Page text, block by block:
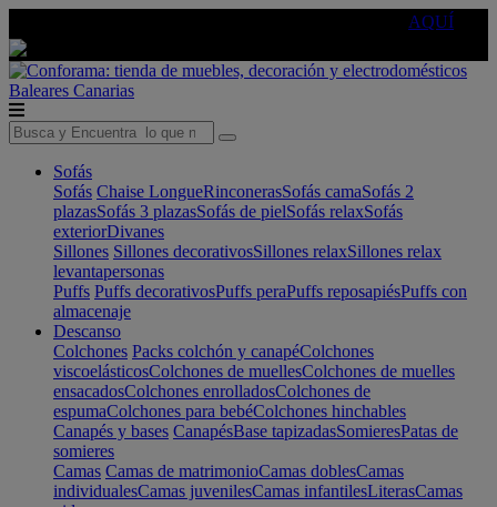
AQUÍ
Baleares Canarias
Sofás
Sofás Chaise LongueRinconerasSofás camaSofás 2
plazasSofás 3 plazasSofás de pielSofás relaxSofás
exteriorDivanes
Sillones Sillones decorativosSillones relaxSillones relax
levantapersonas
Puffs Puffs decorativosPuffs peraPuffs reposapiésPuffs con
almacenaje
Descanso
Colchones Packs colchón y canapéColchones
viscoelásticosColchones de muellesColchones de muelles
ensacadosColchones enrolladosColchones de
espumaColchones para bebéColchones hinchables
Canapés y bases CanapésBase tapizadasSomieresPatas de
somieres
Camas Camas de matrimonioCamas doblesCamas
individualesCamas juvenilesCamas infantilesLiterasCamas